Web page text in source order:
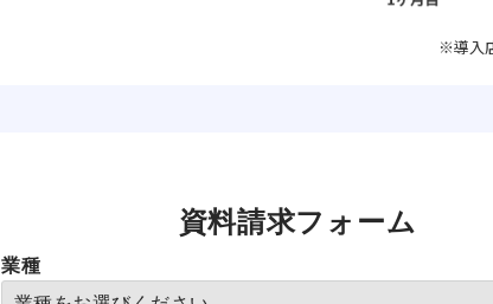
※導入
資料請求フォーム
業種